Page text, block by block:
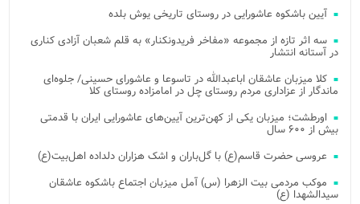
آیین باشکوه عاشورایی در روستای تاریخی یوش بلده
سه اثر تازه از مجموعه «مفاخر فریدونکنار» به قلم شعبان آزادی کناری
در آستانه انتشار
کلا میزبان عاشقان اباعبدالله در تاسوعا و عاشورای حسینی/ جلوه‌ای
ماندگار از عزاداری مردم روستای چل در امامزاده روستای کلا
اورطشت؛ میزبان یکی از کهن‌ترین آیین‌های عاشورایی ایران با قدمتی
بیش از ۶۰۰ سال
عروسی حضرت قاسم(ع) با گل‌باران و اشک هزاران دلداده اهل‌بیت(ع)
موکب مردمی بیت‌ الزهرا (س) آمل میزبان اجتماع باشکوه عاشقان
سیدالشهدا (ع)